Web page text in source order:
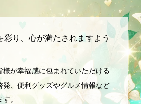
彩り、心が満たされますよう
様が幸福感に包まれていただける
発、便利グッズやグルメ情報など
。